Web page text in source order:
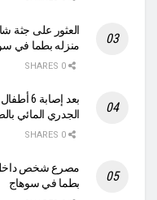
العثور على جثة
منزله بطما في
بعد
الجدري المائي
مصرع شخص داخل
بطما في سوهاج